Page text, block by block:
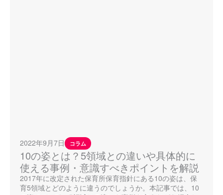
2022年9月7日 コラム
10の姿とは？5領域との違いや具体的に
使える事例・意識すべきポイントを解説
2017年に改定された保育所保育指針にある10の姿は、保
育5領域とどのように違うのでしょうか。本記事では、10